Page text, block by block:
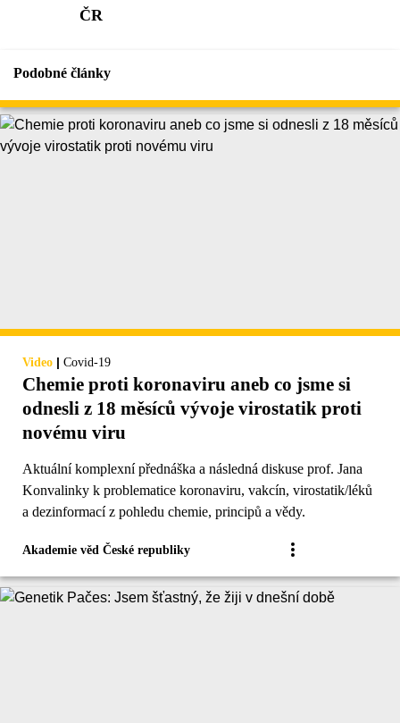
ČR
Podobné články
Video | Covid-19
Chemie proti koronaviru aneb co jsme si
odnesli z 18 měsíců vývoje virostatik proti
novému viru
Aktuální komplexní přednáška a následná diskuse prof. Jana
Konvalinky k problematice koronaviru, vakcín, virostatik/léků
a dezinformací z pohledu chemie, principů a vědy.
Akademie věd České republiky